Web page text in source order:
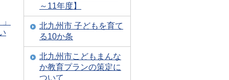
～11年度】
北九州市 子どもを育て
る10か条
北九州市こどもまんな
か教育プランの策定に
ついて